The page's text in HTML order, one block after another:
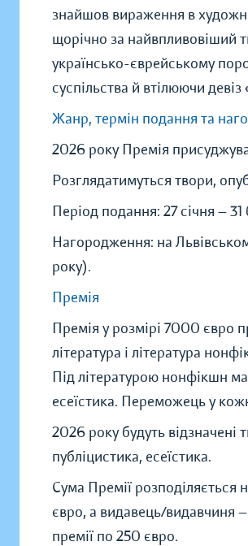
знайшов вираження в
щорічно за найвпливовіший
українсько-єврейському
суспільства й втілюючи
Жанр, термін подання та
2026 року Премія
Розглядатимуться твори,
Період подання: 27 січня —
Нагородження: на
року).
Премія
Премія у розмірі 7000 євро
література і літературa
Під літературою нонфікшн
есеїстика. Переможець у
2026 року будуть відзначені
публіцистика, есеїстика.
Сума Премії
євро, а видавець/видавчиня
премії по 250 євро.